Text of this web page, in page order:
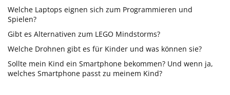
Welche Laptops eignen sich zum Programmieren und
Spielen?
Gibt es Alternativen zum LEGO Mindstorms?
Welche Drohnen gibt es für Kinder und was können sie?
Sollte mein Kind ein Smartphone bekommen? Und wenn ja,
welches Smartphone passt zu meinem Kind?